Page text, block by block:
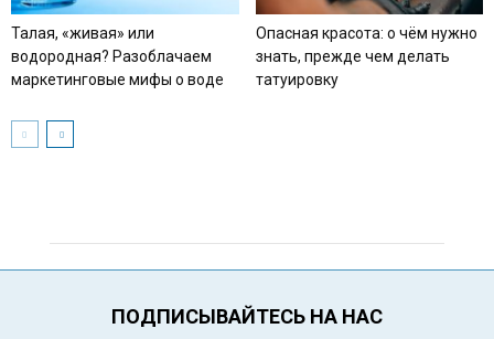
Талая, «живая» или
водородная? Разоблачаем
маркетинговые мифы о воде
Опасная красота: о чём нужно
знать, прежде чем делать
татуировку
ПОДПИСЫВАЙТЕСЬ НА НАС